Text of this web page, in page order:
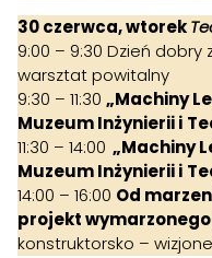
30 czerwca, wtorek
9:00 – 9:30 Dzień dobry
warsztat powitalny
9:30 – 11:30 „Machiny
Muzeum Inżynierii i
11:30 – 14:00 „Machiny
Muzeum Inżynierii i
14:00 – 16:00 Od
projekt
konstruktorsko –